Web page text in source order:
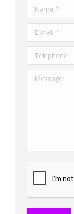
Name *
E-mail *
Telephone
Message